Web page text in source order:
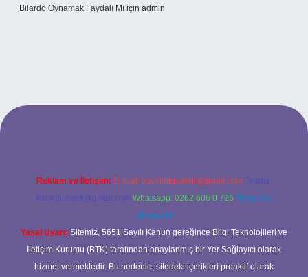
Bilardo Oynamak Faydalı Mı için admin
bahis sitesi
Reklam ve İletişim: E-mail: backlinkpaneli@gmail.com Teams:
forumhizmeti@gmail.com Whatsapp: 0262 606 0 726 Telegram:
@karabul
Yasal Uyarı: Sitemiz, 5651 Sayılı Kanun gereğince Bilgi Teknolojileri ve
İletişim Kurumu (BTK) tarafından onaylanmış bir Yer Sağlayıcı olarak
hizmet vermektedir. Bu nedenle, sitedeki içerikleri proaktif olarak